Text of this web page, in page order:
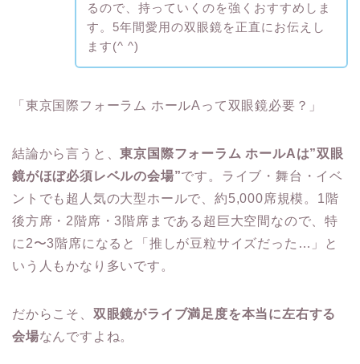
るので、持っていくのを強くおすすめしま
す。5年間愛用の双眼鏡を正直にお伝えし
ます(^ ^)
「東京国際フォーラム ホールAって双眼鏡必要？」
結論から言うと、東京国際フォーラム ホールAは”双眼
鏡がほぼ必須レベルの会場”です。ライブ・舞台・イベ
ントでも超人気の大型ホールで、約5,000席規模。1階
後方席・2階席・3階席まである超巨大空間なので、特
に2〜3階席になると「推しが豆粒サイズだった…」と
いう人もかなり多いです。
だからこそ、 双眼鏡がライブ満足度を本当に左右する
会場なんですよね。